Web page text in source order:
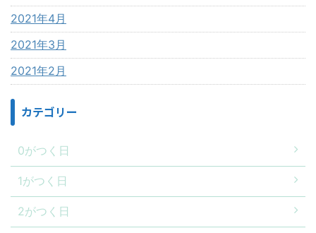
2021年4月
2021年3月
2021年2月
カテゴリー
0がつく日
1がつく日
2がつく日